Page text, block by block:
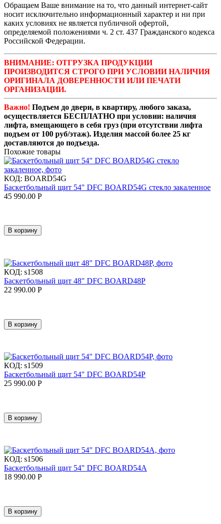
Обращаем Ваше внимание на то, что данный интернет-сайт
носит исключительно информационный характер и ни при
каких условиях не является публичной офертой,
определяемой положениями ч. 2 ст. 437 Гражданского кодекса
Российской Федерации.
ВНИМАНИЕ: ОТГРУЗКА ПРОДУКЦИИ
ПРОИЗВОДИТСЯ СТРОГО ПРИ УСЛОВИИ НАЛИЧИЯ
ОРИГИНАЛА ДОВЕРЕННОСТИ ИЛИ ПЕЧАТИ
ОРГАНИЗАЦИИ.
Важно! Подъем до двери, в квартиру, любого заказа,
осуществляется БЕСПЛАТНО при условии: наличия
лифта, вмещающего в себя груз (при отсутствии лифта
подъем от 100 руб/этаж). Изделия массой более 25 кг
доставляются до подъезда.
Похожие товары
КОД: BOARD54G
Баскетбольный щит 54" DFC BOARD54G стекло закаленное
45 990.00 Р
В корзину
КОД: s1508
Баскетбольный щит 48" DFC BOARD48P
22 990.00 Р
В корзину
КОД: s1509
Баскетбольный щит 54" DFC BOARD54P
25 990.00 Р
В корзину
КОД: s1506
Баскетбольный щит 54" DFC BOARD54A
18 990.00 Р
В корзину